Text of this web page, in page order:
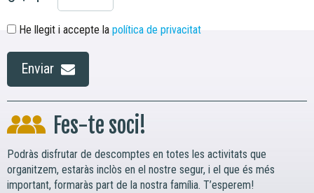
He llegit i accepte la política de privacitat
Enviar
Fes-te soci!
Podràs disfrutar de descomptes en totes les activitats que
organitzem, estaràs inclòs en el nostre segur, i el que és més
important, formaràs part de la nostra família. T’esperem!